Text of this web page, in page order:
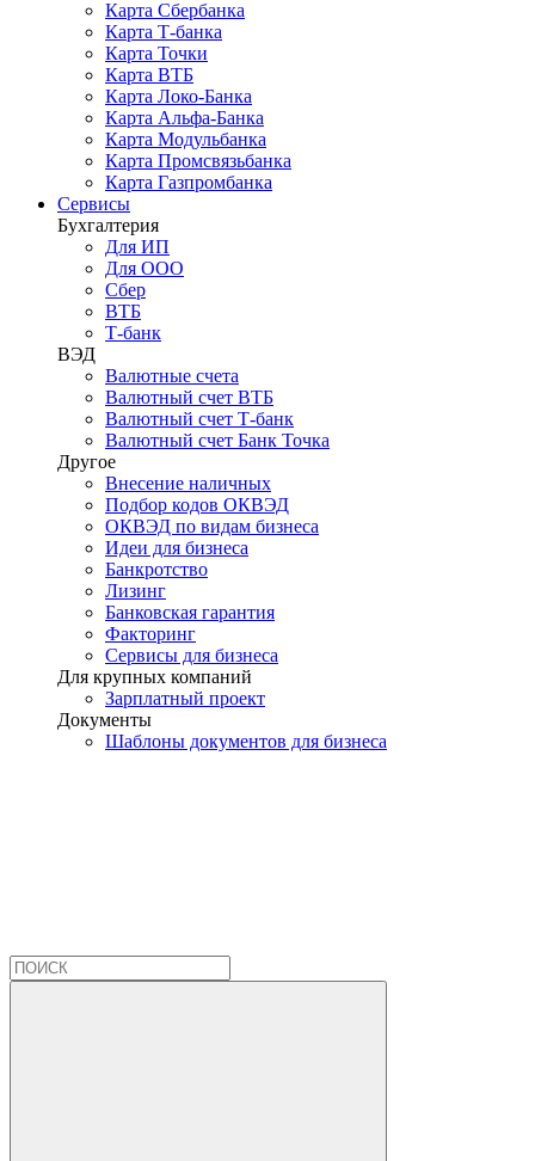
Карта Сбербанка
Карта Т-банка
Карта Точки
Карта ВТБ
Карта Локо-Банка
Карта Альфа-Банка
Карта Модульбанка
Карта Промсвязьбанка
Карта Газпромбанка
Сервисы
Бухгалтерия
Для ИП
Для ООО
Сбер
ВТБ
Т-банк
ВЭД
Валютные счета
Валютный счет ВТБ
Валютный счет Т-банк
Валютный счет Банк Точка
Другое
Внесение наличных
Подбор кодов ОКВЭД
ОКВЭД по видам бизнеса
Идеи для бизнеса
Банкротство
Лизинг
Банковская гарантия
Факторинг
Сервисы для бизнеса
Для крупных компаний
Зарплатный проект
Документы
Шаблоны документов для бизнеса